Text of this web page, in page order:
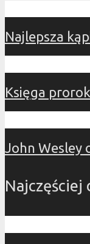
Najlepsza
Księga
John Wesley
Najczęściej